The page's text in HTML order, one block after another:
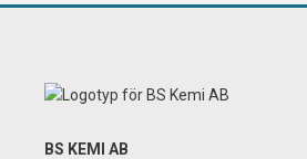
BS KEMI AB